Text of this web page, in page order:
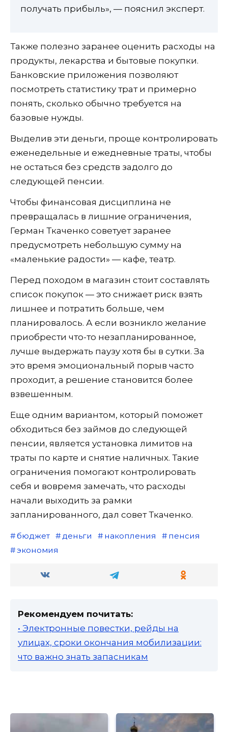
получать прибыль», — пояснил эксперт.
Также полезно заранее оценить расходы на
продукты, лекарства и бытовые покупки.
Банковские приложения позволяют
посмотреть статистику трат и примерно
понять, сколько обычно требуется на
базовые нужды.
Выделив эти деньги, проще контролировать
еженедельные и ежедневные траты, чтобы
не остаться без средств задолго до
следующей пенсии.
Чтобы финансовая дисциплина не
превращалась в лишние ограничения,
Герман Ткаченко советует заранее
предусмотреть небольшую сумму на
«маленькие радости» — кафе, театр.
Перед походом в магазин стоит составлять
список покупок — это снижает риск взять
лишнее и потратить больше, чем
планировалось. А если возникло желание
приобрести что-то незапланированное,
лучше выдержать паузу хотя бы в сутки. За
это время эмоциональный порыв часто
проходит, а решение становится более
взвешенным.
Еще одним вариантом, который поможет
обходиться без займов до следующей
пенсии, является установка лимитов на
траты по карте и снятие наличных. Такие
ограничения помогают контролировать
себя и вовремя замечать, что расходы
начали выходить за рамки
запланированного, дал совет Ткаченко.
бюджет деньги накопления
пенсия
экономия
Рекомендуем почитать:
• Электронные повестки, рейды на
улицах, сроки окончания мобилизации:
что важно знать запасникам